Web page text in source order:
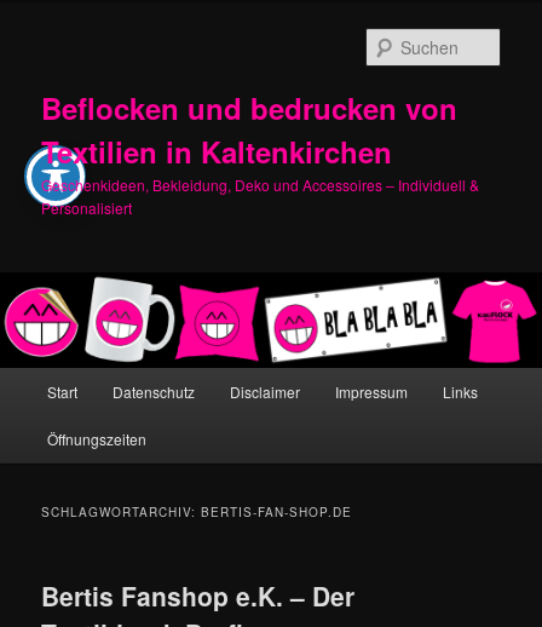
Beflocken und bedrucken von
Textilien in Kaltenkirchen
Geschenkideen, Bekleidung, Deko und Accessoires – Individuell &
Personalisiert
Start Datenschutz Disclaimer Impressum Links
Öffnungszeiten
SCHLAGWORTARCHIV:BERTIS-FAN-SHOP.DE
Bertis Fanshop e.K. – Der